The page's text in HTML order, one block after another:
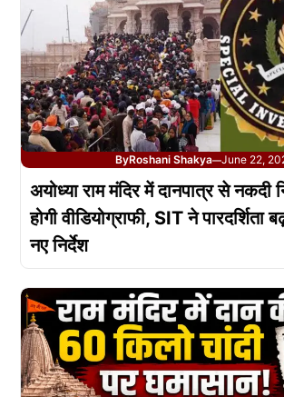
ByRoshani Shakya—June 22,
अयोध्या राम मंदिर में दानपात्र से नकदी
होगी वीडियोग्राफी, SIT ने पारदर्शिता
नए निर्देश